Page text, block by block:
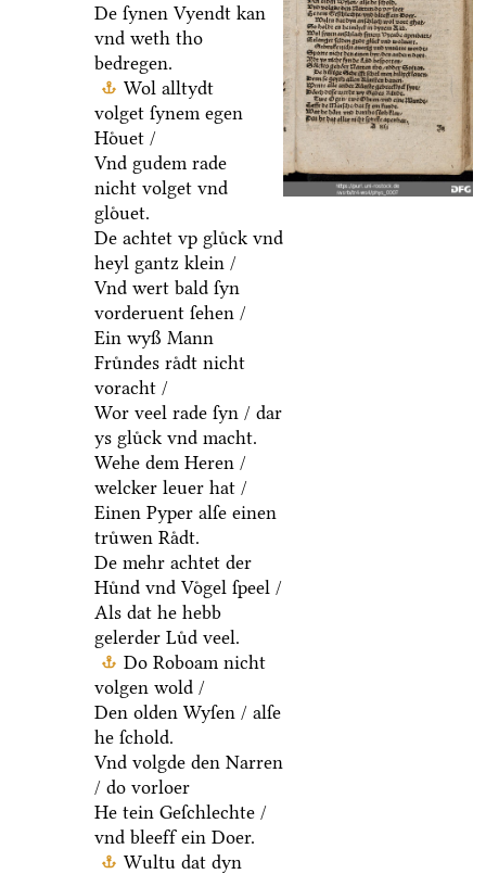
De ſynen Vyendt kan
vnd weth tho
bedregen.
Wol alltydt
volget ſynem egen
Hoͤuet /
Vnd gudem rade
nicht volget vnd
gloͤuet.
De achtet vp gluͤck vnd
heyl gantz klein /
Vnd wert bald ſyn
vorderuent ſehen /
Ein wyß Mann
Fruͤndes raͤdt nicht
voracht /
Wor veel rade ſyn / dar
ys gluͤck vnd macht.
Wehe dem Heren /
welcker leuer hat /
Einen Pyper alſe einen
truͤwen Raͤdt.
De mehr achtet der
Huͤnd vnd Voͤgel ſpeel /
Als dat he hebb
gelerder Luͤd veel.
Do Roboam nicht
volgen wold /
Den olden Wyſen / alſe
he ſchold.
Vnd volgde den Narren
/ do vorloer
He tein Geſchlechte /
vnd bleeff ein Doer.
Wultu dat dyn